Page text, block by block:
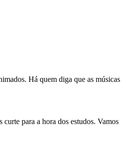
Há quem diga que as músicas
para a hora dos estudos. Vamos